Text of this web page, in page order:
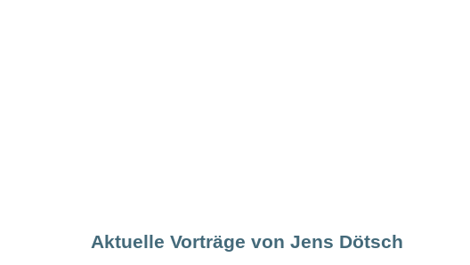
Aktuelle Vorträge von Jens Dötsch